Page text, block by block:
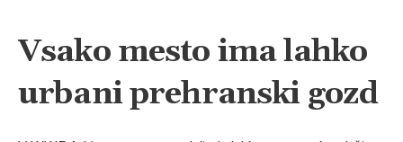
Vsako mesto ima lahko
urbani prehranski gozd